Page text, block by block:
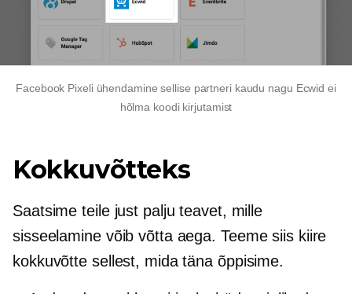
Facebook Pixeli ühendamine sellise partneri kaudu nagu Ecwid ei
hõlma koodi kirjutamist
Kokkuvõtteks
Saatsime teile just palju teavet, mille
sisseelamine võib võtta aega. Teeme siis kiire
kokkuvõtte sellest, mida täna õppisime.